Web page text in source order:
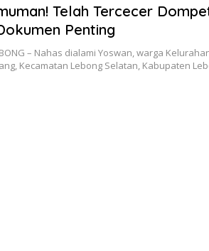
Telah Tercecer
Penting
– Nahas dialami Yoswan, warga
Kecamatan Lebong Selatan, Kabupaten